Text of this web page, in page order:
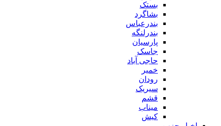
بستک
بشاگرد
بندرعباس
بندرلنگه
پارسیان
جاسک
حاجی آباد
خمیر
رودان
سیریک
قشم
میناب
کیش